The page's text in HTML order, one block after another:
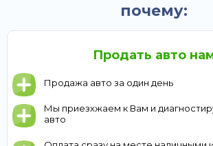
почему:
Продать авто
Продажа авто за один день
Мы приезхжаем к Вам и
авто